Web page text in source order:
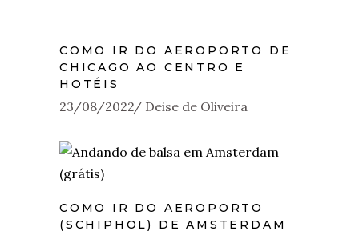
COMO IR DO AEROPORTO DE
CHICAGO AO CENTRO E
HOTÉIS
23/08/2022 Deise de Oliveira
COMO IR DO AEROPORTO
(SCHIPHOL) DE AMSTERDAM